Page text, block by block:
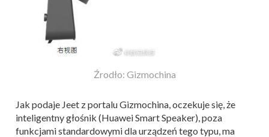
Źrodło: Gizmochina
Jak podaje Jeet z portalu Gizmochina, oczekuje się, że
inteligentny głośnik (Huawei Smart Speaker), poza
funkcjami standardowymi dla urządzeń tego typu, ma